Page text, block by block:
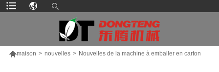
maison > nouvelles > Nouvelles de la machine à emballer en carton